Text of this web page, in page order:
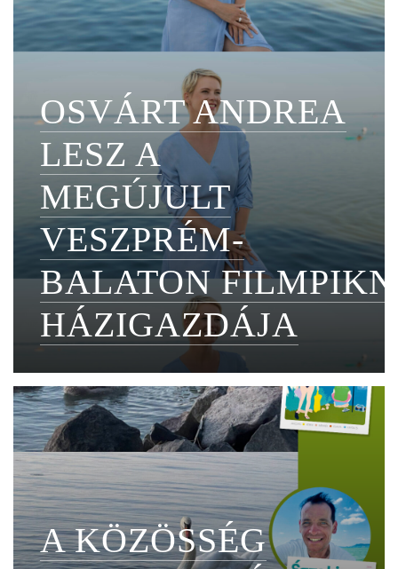
OSVÁRT ANDREA
LESZ A
MEGÚJULT
VESZPRÉM-
BALATON
HÁZIGAZDÁJA
A KÖZÖSSÉG